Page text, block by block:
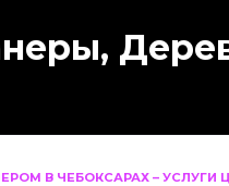
В ЧЕБОКСАРАХ –